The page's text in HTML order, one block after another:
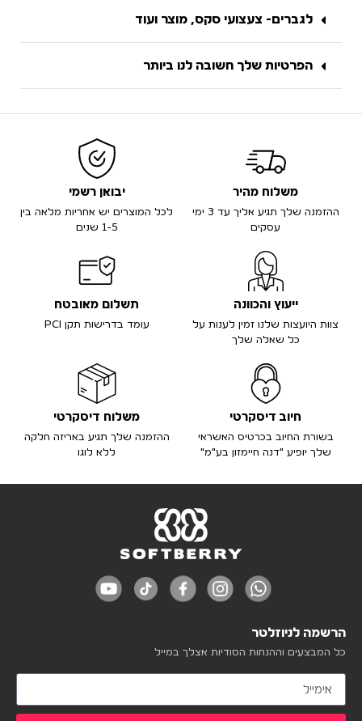
לגברים- צעצועי סקס, מוצר ועוד
הפרטיות שלך חשובה לנו ביותר
משלוח מהיר
ההזמנה שלך תגיע אליך עד 3 ימי
עסקים
יבואן רשמי
לכל המוצרים יש אחריות מלאה בין
1-5 שנים
ייעוץ והכוונה
צוות היועצות שלנו זמין לענות על
כל שאלה שלך
תשלום מאובטח
עומד בדרישות תקן PCI
חיוב דיסקרטי
בשורת החיוב בכרטיס האשראי
שלך יופיע "דנה חיימזון בע"מ"
משלוח דיסקרטי
ההזמנה שלך תגיע באריזה חלקה
ללא לוגו
הרשמה לניוזלטר
כל המבצעים וההנחות הסודיות אצלך במייל